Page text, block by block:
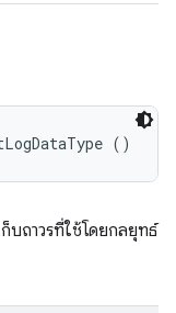
()
บถาวรที่ใช้โดยกลยุทธ์